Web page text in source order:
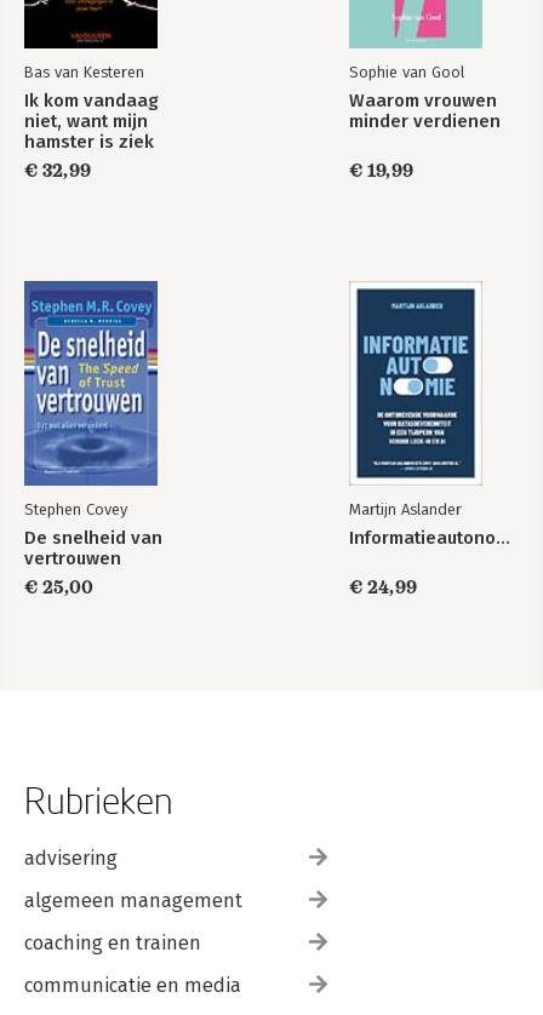
Bas van Kesteren
Ik kom vandaag
niet, want mijn
hamster is ziek
€ 32,99
Sophie van Gool
Waarom vrouwen
minder verdienen
€ 19,99
Stephen Covey
De snelheid van
vertrouwen
€ 25,00
Martijn Aslander
Informatieautonomie
€ 24,99
Rubrieken
advisering
algemeen management
coaching en trainen
communicatie en media